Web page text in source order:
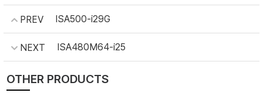
PREV ISA500-i29G
NEXT ISA480M64-i25
OTHER PRODUCTS